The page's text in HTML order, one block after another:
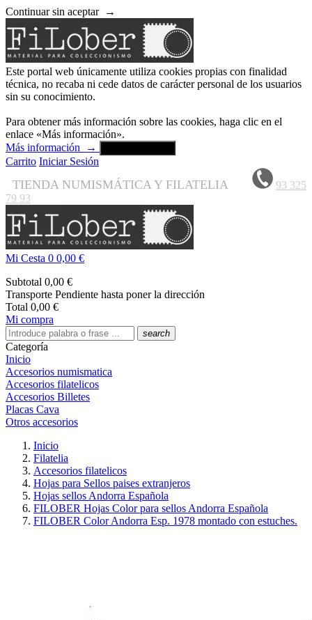
Continuar sin aceptar →
Este portal web únicamente utiliza cookies propias con finalidad
técnica, no recaba ni cede datos de carácter personal de los usuarios
sin su conocimiento.
Para obtener más información sobre las cookies, haga clic en el
enlace «Más información».
Más información
→
Carrito Iniciar Sesión
TIENDA NUMISMÁTICA Y FILATELIA
93 325
79 93
Mi Cesta 0 0,00 €
Subtotal 0,00 €
Transporte Pendiente hasta poner la dirección
Total 0,00 €
Mi compra
search
Categoría
Inicio
Accesorios numismatica
Accesorios filatelicos
Accesorios Billetes
Placas Cava
Otros accesorios
Inicio
Filatelia
Accesorios filatelicos
Hojas para Sellos paises extranjeros
Hojas sellos Andorra Española
FILOBER Hojas Color para sellos Andorra Española
FILOBER Color Andorra Esp. 1978 montado con estuches.